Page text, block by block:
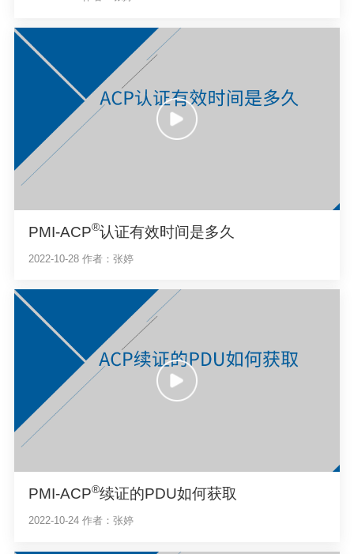
PMI-ACP®认证有效时间是多久
2022-10-28 作者：张婷
PMI-ACP®续证的PDU如何获取
2022-10-24 作者：张婷